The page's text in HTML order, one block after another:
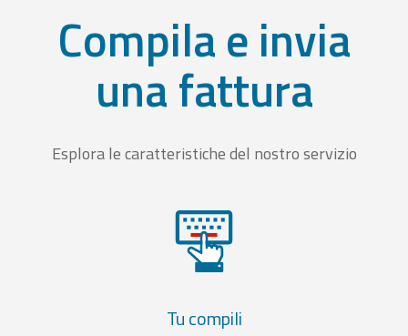
Compila e invia
una fattura
Esplora le caratteristiche del nostro servizio
Tu compili